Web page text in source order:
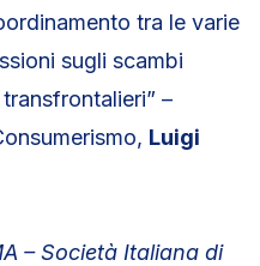
tra le varie
sugli scambi
–
Luigi
– Società Italiana di